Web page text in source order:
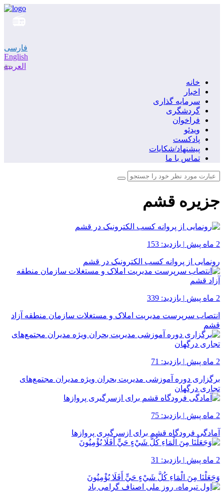
فارسی
English
العربية
خانه
اخبار
سرمایه گذاری
گردشگری
فراخوان
ویدئو
پادکست
پیشنهاد/شکایات
تماس با ما
جزیره قشم
2 ماه پیش | بازدید: 153
رونمایی از پروانه کسب الکترونیک در قشم
2 ماه پیش | بازدید: 339
انتصاب سرپرست مدیریت املاک و مستغلات سازمان منطقه آزاد
قشم
2 ماه پیش | بازدید: 71
برگزاری دوره آموزشی مدیریت بحران ویژه مدیران مجتمع‌های
تجاری درگهان
2 ماه پیش | بازدید: 75
آمادگی فرودگاه قشم برای ازسرگیری پروازها
2 ماه پیش | بازدید: 31
وَجَعَلْنَا مِنَ الْمَاءِ كُلَّ شَيْءٍ حَيٍّ أَفَلَا يُؤْمِنُونَ